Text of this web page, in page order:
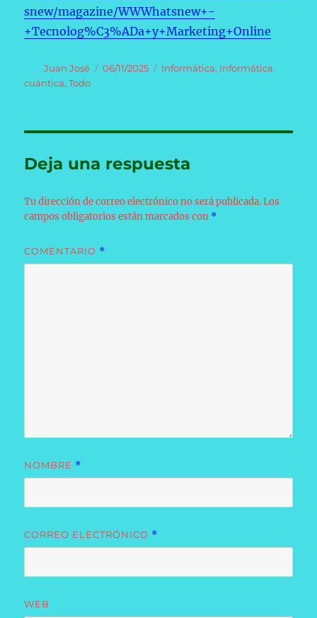
snew/magazine/WWWhatsnew+-
+Tecnolog%C3%ADa+y+Marketing+Online
Autor
Juan José
Publicado
06/11/2025 Categorías
Informática, Informática
cuántica,Todo
Deja una respuesta
Tu dirección de correo electrónico no será publicada. Los
campos obligatorios están marcados con *
COMENTARIO *
NOMBRE *
CORREO ELECTRÓNICO *
WEB